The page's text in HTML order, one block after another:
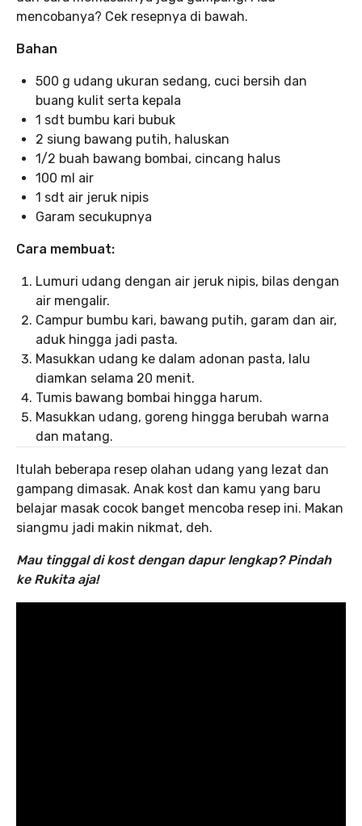
mencobanya? Cek resepnya di bawah.
Bahan
500 g udang ukuran sedang, cuci bersih dan
buang kulit serta kepala
1 sdt bumbu kari bubuk
2 siung bawang putih, haluskan
1/2 buah bawang bombai, cincang halus
100 ml air
1 sdt air jeruk nipis
Garam secukupnya
Cara membuat:
Lumuri udang dengan air jeruk nipis, bilas dengan
air mengalir.
Campur bumbu kari, bawang putih, garam dan air,
aduk hingga jadi pasta.
Masukkan udang ke dalam adonan pasta, lalu
diamkan selama 20 menit.
Tumis bawang bombai hingga harum.
Masukkan udang, goreng hingga berubah warna
dan matang.
Itulah beberapa resep olahan udang yang lezat dan
gampang dimasak. Anak kost dan kamu yang baru
belajar masak cocok banget mencoba resep ini. Makan
siangmu jadi makin nikmat, deh.
Mau tinggal di kost dengan dapur lengkap? Pindah
ke Rukita aja!